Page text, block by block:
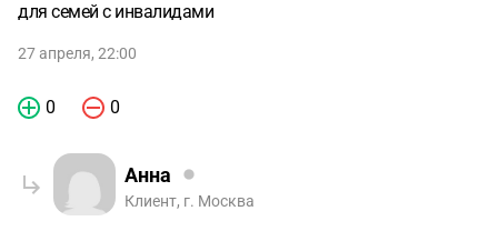
для семей с инвалидами
27 апреля, 22:00
0 0
Анна
Клиент, г. Москва